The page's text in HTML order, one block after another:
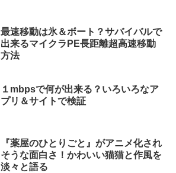
最速移動は氷＆ボート？サバイバルで
出来るマイクラPE長距離超高速移動
方法
１mbpsで何が出来る？いろいろなア
プリ＆サイトで検証
『薬屋のひとりごと』がアニメ化され
そうな面白さ！かわいい猫猫と作風を
淡々と語る